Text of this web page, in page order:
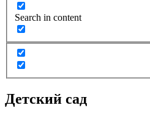
Search in content
Детский сад